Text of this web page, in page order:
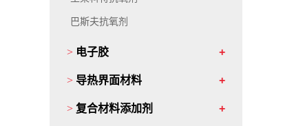
巴斯夫抗氧剂
> 电子胶
> 导热界面材料
> 复合材料添加剂